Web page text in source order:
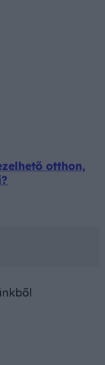
otthon,